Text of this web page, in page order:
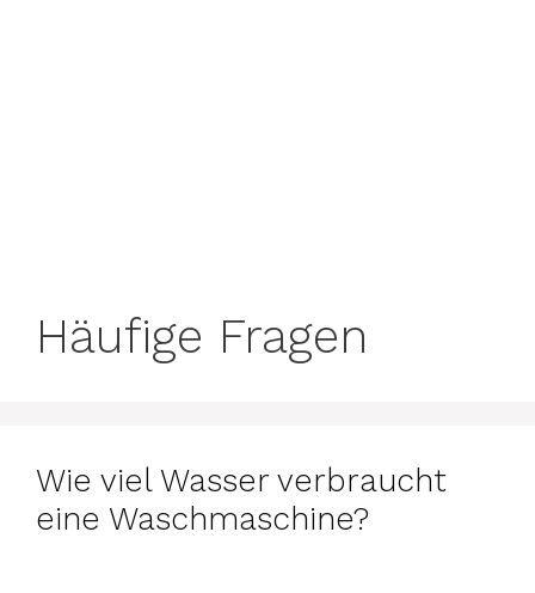
Häufige Fragen
Wie viel Wasser verbraucht
eine Waschmaschine?